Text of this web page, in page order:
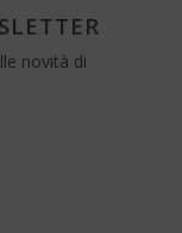
novità di